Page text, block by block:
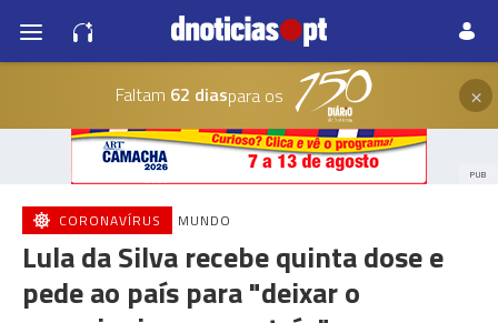
Faltam 62 diaspara os ×
PUB
CORONAVÍRUS MUNDO
Lula da Silva recebe quinta dose e
pede ao país para "deixar o